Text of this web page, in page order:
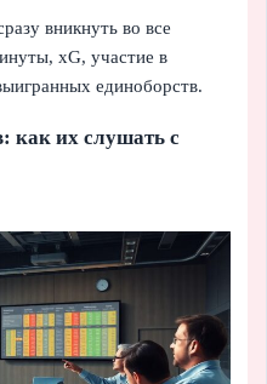
вникнуть во все
xG, участие в
единоборств.
как их слушать с